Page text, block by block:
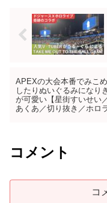
APEXの大会本番でみこ
したりぬいぐるみになり
が可愛い【星街すいせい
あくあ／切り抜き／ホロ
コメント
コ